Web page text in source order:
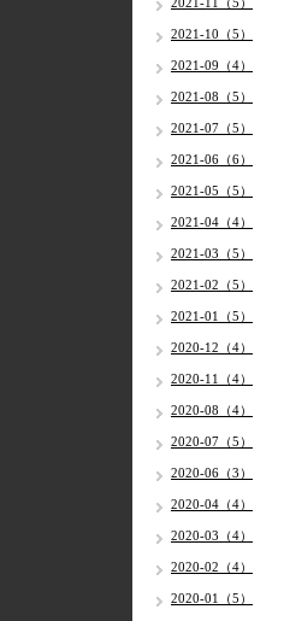
2021-10（5）
2021-09（4）
2021-08（5）
2021-07（5）
2021-06（6）
2021-05（5）
2021-04（4）
2021-03（5）
2021-02（5）
2021-01（5）
2020-12（4）
2020-11（4）
2020-08（4）
2020-07（5）
2020-06（3）
2020-04（4）
2020-03（4）
2020-02（4）
2020-01（5）